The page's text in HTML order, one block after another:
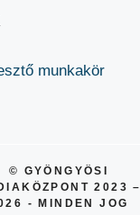
munkakör
© GYÖNGYÖSI
2023 –
- MINDEN JOG